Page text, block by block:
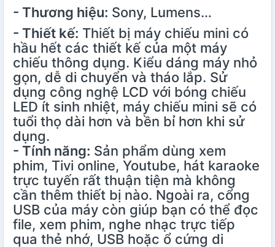
- Thương hiệu: Sony, Lumens…
- Thiết kế: Thiết bị máy chiếu mini có
hầu hết các thiết kế của một máy
chiếu thông dụng. Kiểu dáng máy nhỏ
gọn, dễ di chuyển và tháo lắp. Sử
dụng công nghệ LCD với bóng chiếu
LED ít sinh nhiệt, máy chiếu mini sẽ có
tuổi thọ dài hơn và bền bỉ hơn khi sử
dụng.
- Tính năng: Sản phẩm dùng xem
phim, Tivi online, Youtube, hát karaoke
trực tuyến rất thuận tiện mà không
cần thêm thiết bị nào. Ngoài ra, cổng
USB của máy còn giúp bạn có thể đọc
file, xem phim, nghe nhạc trực tiếp
qua thẻ nhớ, USB hoặc ổ cứng di